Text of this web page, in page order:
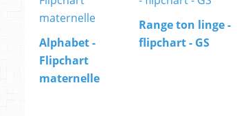
Alphabet -
Flipchart
maternelle
Range ton linge -
flipchart - GS